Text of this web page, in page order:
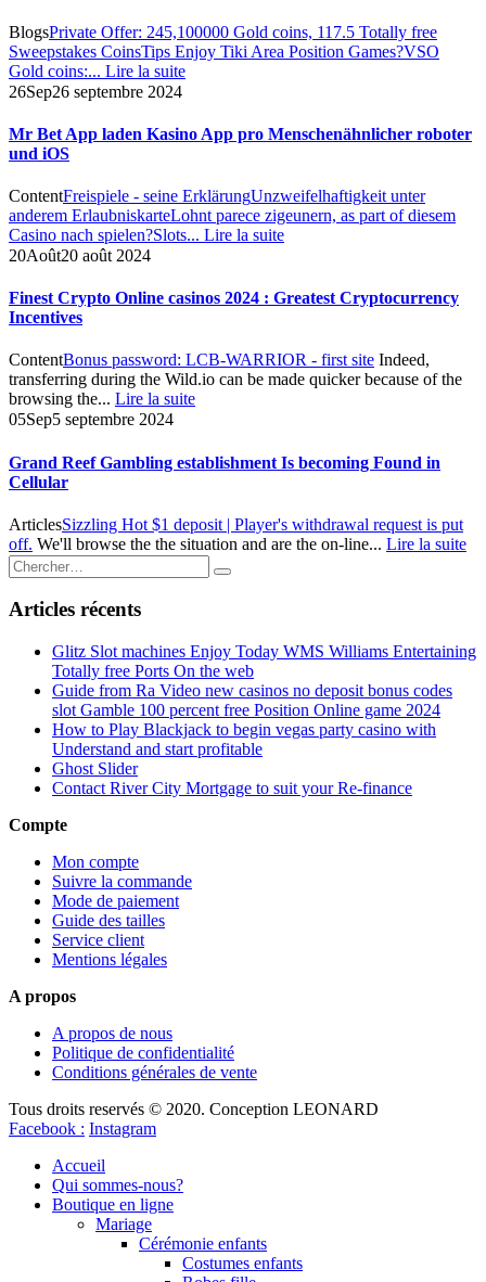
BlogsPrivate Offer: 245,100000 Gold coins, 117.5 Totally free
Sweepstakes CoinsTips Enjoy Tiki Area Position Games?VSO
Gold coins:... Lire la suite
26Sep26 septembre 2024
Mr Bet App laden Kasino App pro Menschenähnlicher roboter
und iOS
ContentFreispiele - seine ErklärungUnzweifelhaftigkeit unter
anderem ErlaubniskarteLohnt parece zigeunern, as part of diesem
Casino nach spielen?Slots... Lire la suite
20Août20 août 2024
Finest Crypto Online casinos 2024 : Greatest Cryptocurrency
Incentives
ContentBonus password: LCB-WARRIOR - first site Indeed,
transferring during the Wild.io can be made quicker because of the
browsing the... Lire la suite
05Sep5 septembre 2024
Grand Reef Gambling establishment Is becoming Found in
Cellular
ArticlesSizzling Hot $1 deposit | Player's withdrawal request is put
off. We'll browse the the situation and are the on-line... Lire la suite
Articles récents
Glitz Slot machines Enjoy Today WMS Williams Entertaining
Totally free Ports On the web
Guide from Ra Video new casinos no deposit bonus codes
slot Gamble 100 percent free Position Online game 2024
How to Play Blackjack to begin vegas party casino with
Understand and start profitable
Ghost Slider
Contact River City Mortgage to suit your Re-finance
Compte
Mon compte
Suivre la commande
Mode de paiement
Guide des tailles
Service client
Mentions légales
A propos
A propos de nous
Politique de confidentialité
Conditions générales de vente
Tous droits reservés © 2020. Conception LEONARD
Facebook : Instagram
Accueil
Qui sommes-nous?
Boutique en ligne
Mariage
Cérémonie enfants
Costumes enfants